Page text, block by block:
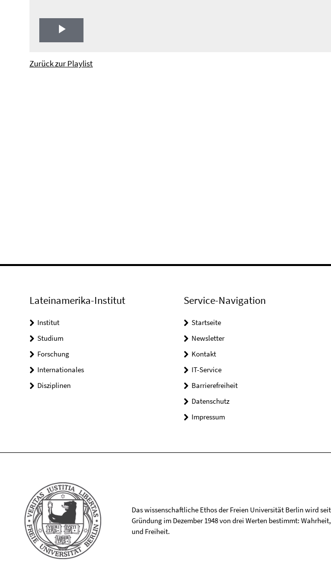
Play
Video
Zurück zur Playlist
Lateinamerika-Institut
Institut
Studium
Forschung
Internationales
Disziplinen
Service-Navigation
Startseite
Newsletter
Kontakt
IT-Service
Barrierefreiheit
Datenschutz
Impressum
Das wissenschaftliche Ethos der Freien Universität Berlin wird
Gründung im Dezember 1948 von drei Werten bestimmt:
und Freiheit.